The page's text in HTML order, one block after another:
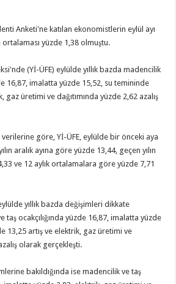
Anketi'ne katılan ekonomistlerin eylül ayı
yüzde 1,38 olmuştu.
(Yİ-ÜFE) eylülde yıllık bazda madencilik
16,87, imalatta yüzde 15,52, su temininde
gaz üretimi ve dağıtımında yüzde 2,62 azalış
göre, Yİ-ÜFE, eylülde bir önceki aya
aralık ayına göre yüzde 13,44, geçen yılın
ve 12 aylık ortalamalara göre yüzde 7,71
yıllık bazda değişimleri dikkate
taş ocakçılığında yüzde 16,87, imalatta yüzde
13,25 artış ve elektrik, gaz üretimi ve
olarak gerçekleşti.
bakıldığında ise madencilik ve taş